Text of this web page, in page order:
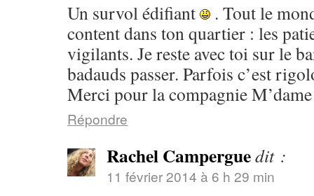
Un survol édifiant
. Tout le
content dans ton quartier : les
vigilants. Je reste avec toi sur le
badauds passer. Parfois c’est
Merci pour la compagnie
Répondre
Rachel Camperguedit :
11 février 2014 à 6 h 29 min